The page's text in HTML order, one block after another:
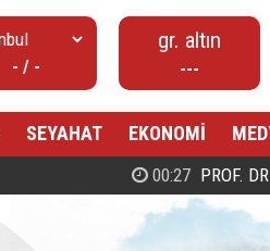
- / -
gr. altın
---
SEYAHAT EKONOMİ
00:27 PROF. DR.